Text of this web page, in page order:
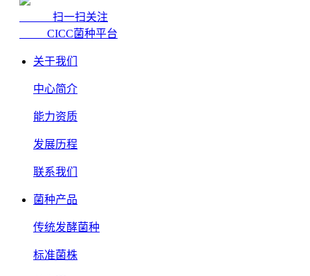
扫一扫关注
CICC菌种平台
关于我们
中心简介
能力资质
发展历程
联系我们
菌种产品
传统发酵菌种
标准菌株